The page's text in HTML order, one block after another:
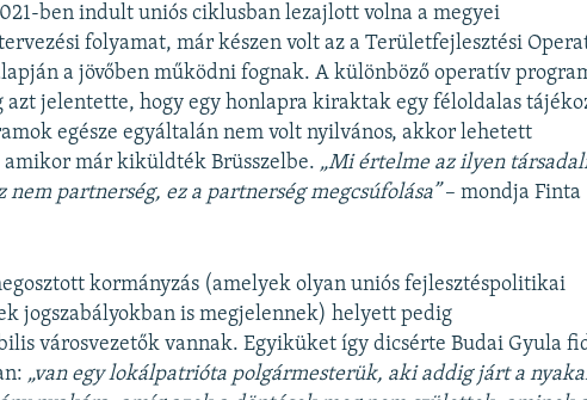
ben indult uniós ciklusban lezajlott volna a megyei
folyamat, már készen volt az a Területfejlesztési
a jövőben működni fognak. A különböző operatív
azt jelentette, hogy egy honlapra kiraktak egy féloldalas
egésze egyáltalán nem volt nyilvános, akkor lehetett
már kiküldték Brüsszelbe. „Mi értelme az ilyen
nem partnerség, ez a partnerség megcsúfolása”– mondja Finta
kormányzás (amelyek olyan uniós fejlesztéspolitikai
jogszabályokban is megjelennek) helyett pedig
városvezetők vannak. Egyiküket így dicsérte Budai Gyula
„van egy lokálpatrióta polgármesterük, aki addig járt a